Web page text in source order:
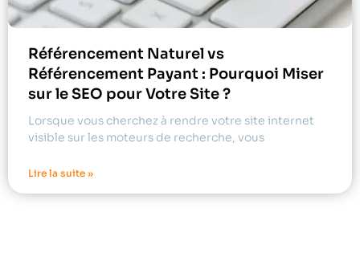
Référencement Naturel vs
Référencement Payant : Pourquoi Miser
sur le SEO pour Votre Site ?
Lorsque vous cherchez à rendre votre site internet
visible sur les moteurs de recherche, vous
Lire la suite »